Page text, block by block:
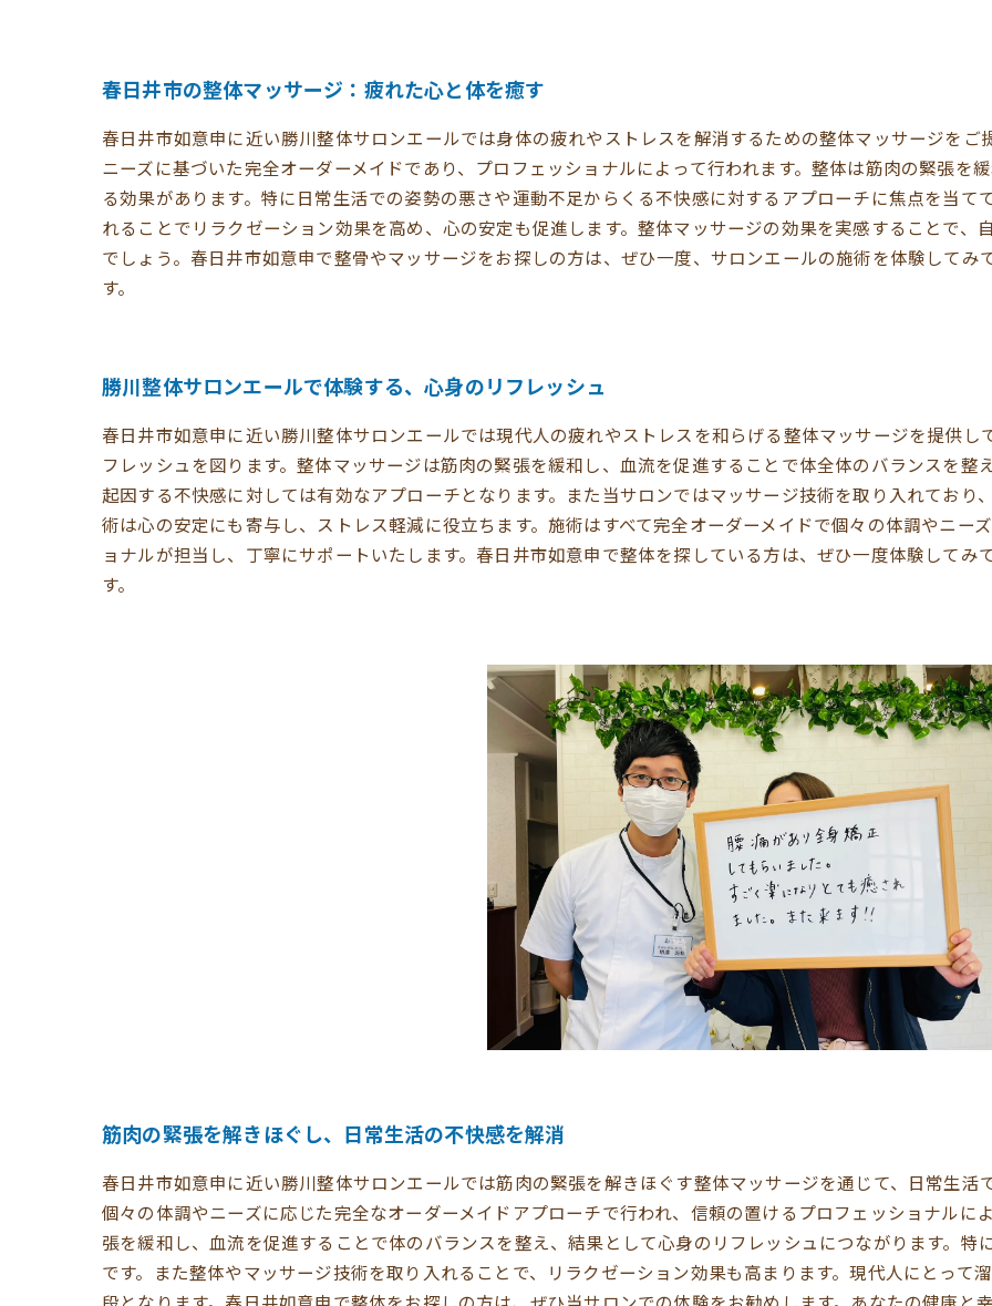
春日井市の整体マッサージ：疲れた心と体を癒す
春日井市如意申に近い勝川整体サロンエールでは身体の疲れやストレスを解消するための整体マッサージをご
ニーズに基づいた完全オーダーメイドであり、プロフェッショナルによって行われます。整体は筋肉の緊張を
る効果があります。特に日常生活での姿勢の悪さや運動不足からくる不快感に対するアプローチに焦点を当て
れることでリラクゼーション効果を高め、心の安定も促進します。整体マッサージの効果を実感することで、
でしょう。春日井市如意申で整骨やマッサージをお探しの方は、ぜひ一度、サロンエールの施術を体験して
す。
勝川整体サロンエールで体験する、心身のリフレッシュ
春日井市如意申に近い勝川整体サロンエールでは現代人の疲れやストレスを和らげる整体マッサージを提供し
フレッシュを図ります。整体マッサージは筋肉の緊張を緩和し、血流を促進することで体全体のバランスを整
起因する不快感に対しては有効なアプローチとなります。また当サロンではマッサージ技術を取り入れており
術は心の安定にも寄与し、ストレス軽減に役立ちます。施術はすべて完全オーダーメイドで個々の体調やニー
ョナルが担当し、丁寧にサポートいたします。春日井市如意申で整体を探している方は、ぜひ一度体験して
す。
筋肉の緊張を解きほぐし、日常生活の不快感を解消
春日井市如意申に近い勝川整体サロンエールでは筋肉の緊張を解きほぐす整体マッサージを通じて、日常生活
個々の体調やニーズに応じた完全なオーダーメイドアプローチで行われ、信頼の置けるプロフェッショナルに
張を緩和し、血流を促進することで体のバランスを整え、結果として心身のリフレッシュにつながります。
です。また整体やマッサージ技術を取り入れることで、リラクゼーション効果も高まります。現代人にとって